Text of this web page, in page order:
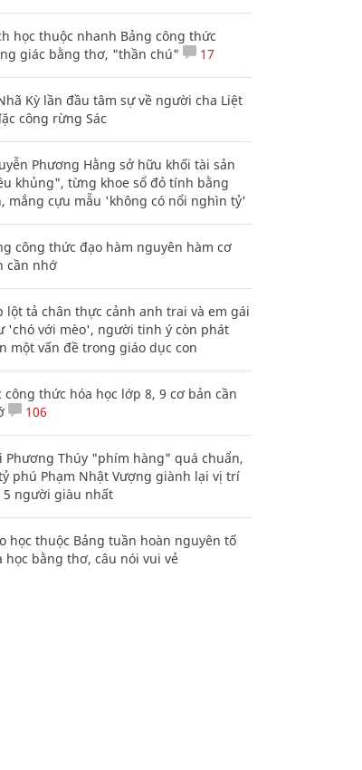
học thuộc nhanh Bảng công thức
giác bằng thơ, "thần chú"
17
Kỳ lần đầu tâm sự về người cha Liệt
công rừng Sác
Phương Hằng sở hữu khối tài sản
khủng", từng khoe sổ đỏ tính bằng
mắng cựu mẫu 'không có nổi nghìn tỷ'
công thức đạo hàm nguyên hàm cơ
cần nhớ
lột tả chân thực cảnh anh trai và em gái
'chó với mèo', người tinh ý còn phát
một vấn đề trong giáo dục con
công thức hóa học lớp 8, 9 cơ bản cần
106
Phương Thúy "phím hàng" quá chuẩn,
phú Phạm Nhật Vượng giành lại vị trí
5 người giàu nhất
học thuộc Bảng tuần hoàn nguyên tố
học bằng thơ, câu nói vui vẻ